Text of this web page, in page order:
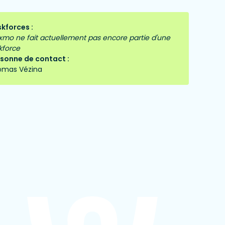
:
ne fait actuellement pas encore partie d'une
de contact :
Vézina